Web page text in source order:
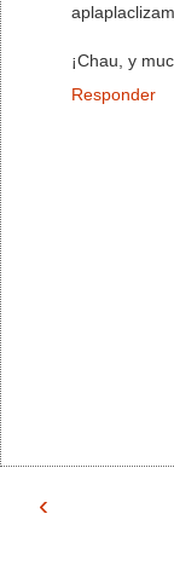
¡Chau, y
Responder
‹